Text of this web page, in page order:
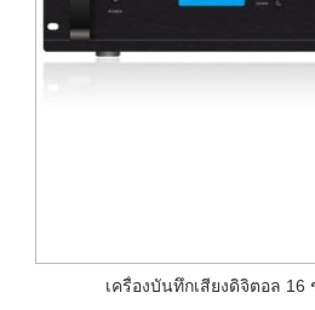
เครื่องบันทึกเสียงดิจิตอล 16